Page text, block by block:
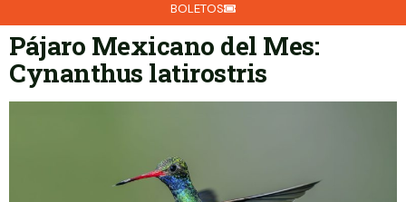
BOLETOS
Pájaro Mexicano del Mes:
Cynanthus latirostris